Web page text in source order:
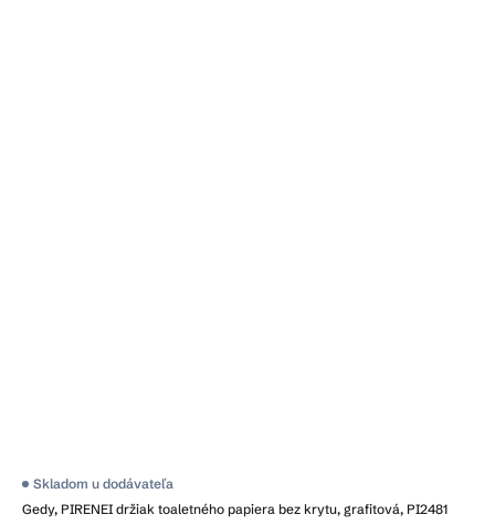
Gedy, PIRENEI držiak toaletného papiera bez krytu, grafitová, PI2481
Skladom u dodávateľa